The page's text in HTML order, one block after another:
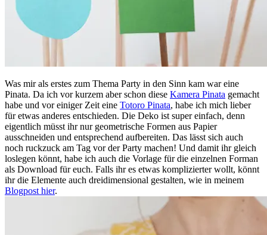
Was mir als erstes zum Thema Party in den Sinn kam war eine
Pinata. Da ich vor kurzem aber schon diese Kamera Pinata gemacht
habe und vor einiger Zeit eine Totoro Pinata, habe ich mich lieber
für etwas anderes entschieden. Die Deko ist super einfach, denn
eigentlich müsst ihr nur geometrische Formen aus Papier
ausschneiden und entsprechend aufbereiten. Das lässt sich auch
noch ruckzuck am Tag vor der Party machen! Und damit ihr gleich
loslegen könnt, habe ich auch die Vorlage für die einzelnen Forman
als Download für euch. Falls ihr es etwas komplizierter wollt, könnt
ihr die Elemente auch dreidimensional gestalten, wie in meinem
Blogpost hier.